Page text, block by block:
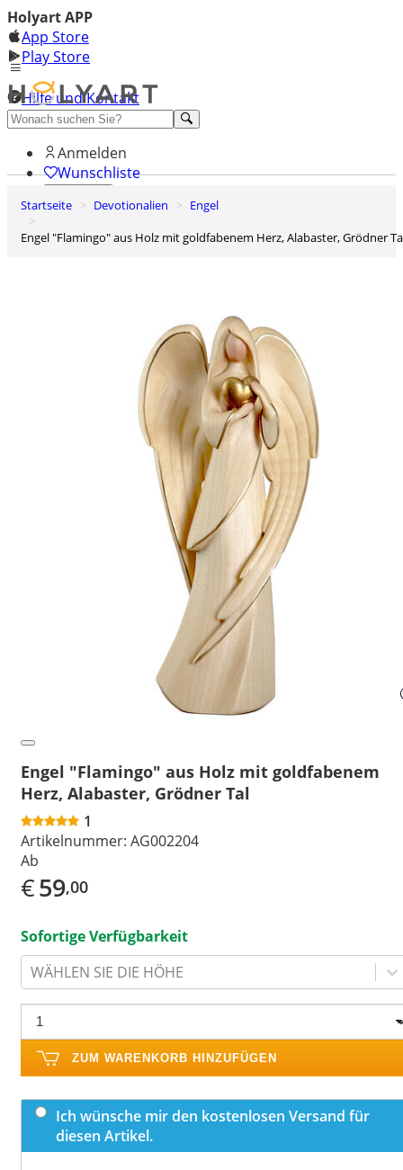
Holyart APP
App Store
Play Store
Hilfe und Kontakt
Entdecken Sie Premium
Anmelden
Wunschliste
0
Startseite Devotionalien
Engel
Engel "Flamingo" aus Holz mit goldfabenem Herz, Alabaster, Grödner
Engel "Flamingo" aus Holz mit goldfabenem
Herz, Alabaster, Grödner Tal
1
Artikelnummer: AG002204
Ab
€59,00
Sofortige Verfügbarkeit
WÄHLEN SIE DIE HÖHE
ZUM WARENKORB HINZUFÜGEN
Ich wünsche mir den kostenlosen Versand für
diesen Artikel.